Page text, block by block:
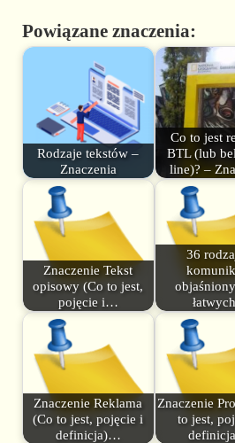
Powiązane znaczenia:
Rodzaje tekstów –
Znaczenia
Co to jest
BTL (lub
line)? –
Znaczenie Tekst
opisowy (Co to jest,
pojęcie i…
36
Znaczenie Reklama
(Co to jest, pojęcie i
definicja)…
Znaczenie
to jest,